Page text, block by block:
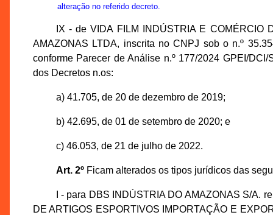
alteração no referido decreto.
IX - de VIDA FILM INDÚSTRIA E COMÉRCIO
AMAZONAS LTDA, inscrita no CNPJ sob o n.º
conforme Parecer de Análise n.º 177/2024 GPEI/
dos Decretos n.os:
a) 41.705, de 20 de dezembro de 2019;
b) 42.695, de 01 de setembro de 2020; e
c) 46.053, de 21 de julho de 2022.
Art. 2ºFicam alterados os tipos jurídicos das
I - para DBS INDÚSTRIA DO AMAZONAS S/A.
DE ARTIGOS ESPORTIVOS IMPORTAÇÃO E